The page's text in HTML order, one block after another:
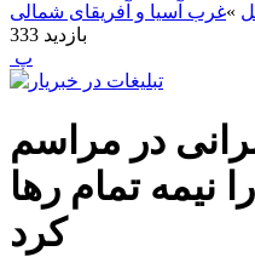
»غرب آسیا و آفریقای شمالی
333 بازدید
‍ پ
در مراسم
تمام رها
کرد